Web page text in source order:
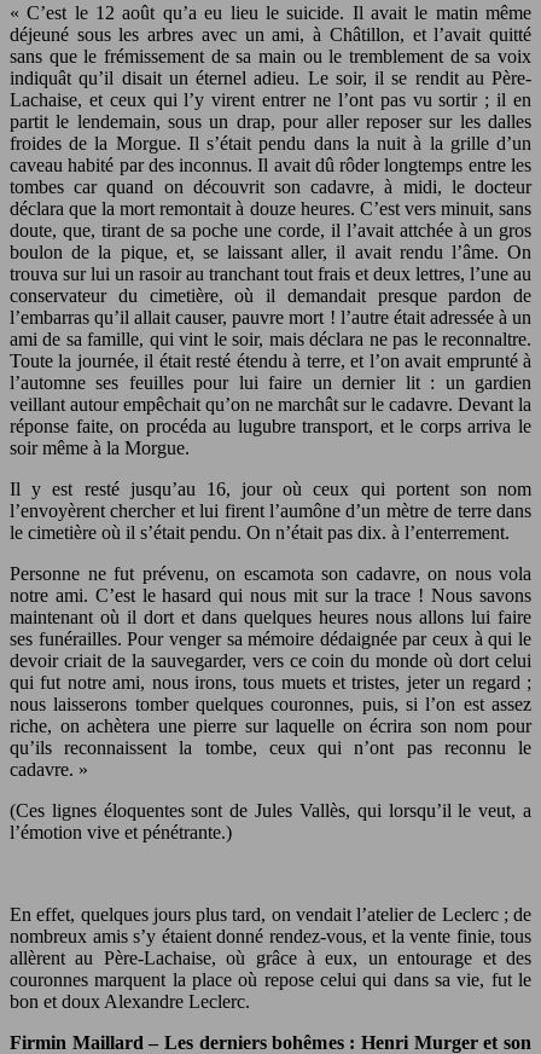
« C’est le 12 août qu’a eu lieu le suicide. Il avait le matin même
déjeuné sous les arbres avec un ami, à Châtillon, et l’avait quitté
sans que le frémissement de sa main ou le tremblement de sa voix
indiquât qu’il disait un éternel adieu. Le soir, il se rendit au Père-
Lachaise, et ceux qui l’y virent entrer ne l’ont pas vu sortir ; il en
partit le lendemain, sous un drap, pour aller reposer sur les dalles
froides de la Morgue. Il s’était pendu dans la nuit à la grille d’un
caveau habité par des inconnus. Il avait dû rôder longtemps entre les
tombes car quand on découvrit son cadavre, à midi, le docteur
déclara que la mort remontait à douze heures. C’est vers minuit, sans
doute, que, tirant de sa poche une corde, il l’avait attchée à un gros
boulon de la pique, et, se laissant aller, il avait rendu l’âme. On
trouva sur lui un rasoir au tranchant tout frais et deux lettres, l’une au
conservateur du cimetière, où il demandait presque pardon de
l’embarras qu’il allait causer, pauvre mort ! l’autre était adressée à un
ami de sa famille, qui vint le soir, mais déclara ne pas le reconnaltre.
Toute la journée, il était resté étendu à terre, et l’on avait emprunté à
l’automne ses feuilles pour lui faire un dernier lit : un gardien
veillant autour empêchait qu’on ne marchât sur le cadavre. Devant la
réponse faite, on procéda au lugubre transport, et le corps arriva le
soir même à la Morgue.
Il y est resté jusqu’au 16, jour où ceux qui portent son nom
l’envoyèrent chercher et lui firent l’aumône d’un mètre de terre dans
le cimetière où il s’était pendu. On n’était pas dix. à l’enterrement.
Personne ne fut prévenu, on escamota son cadavre, on nous vola
notre ami. C’est le hasard qui nous mit sur la trace ! Nous savons
maintenant où il dort et dans quelques heures nous allons lui faire
ses funérailles. Pour venger sa mémoire dédaignée par ceux à qui le
devoir criait de la sauvegarder, vers ce coin du monde où dort celui
qui fut notre ami, nous irons, tous muets et tristes, jeter un regard ;
nous laisserons tomber quelques couronnes, puis, si l’on est assez
riche, on achètera une pierre sur laquelle on écrira son nom pour
qu’ils reconnaissent la tombe, ceux qui n’ont pas reconnu le
cadavre. »
(Ces lignes éloquentes sont de Jules Vallès, qui lorsqu’il le veut, a
l’émotion vive et pénétrante.)
En effet, quelques jours plus tard, on vendait l’atelier de Leclerc ; de
nombreux amis s’y étaient donné rendez-vous, et la vente finie, tous
allèrent au Père-Lachaise, où grâce à eux, un entourage et des
couronnes marquent la place où repose celui qui dans sa vie, fut le
bon et doux Alexandre Leclerc.
Firmin Maillard – Les derniers bohêmes : Henri Murger et son